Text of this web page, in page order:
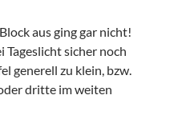
aus ging gar nicht!
Tageslicht sicher noch
generell zu klein, bzw.
dritte im weiten